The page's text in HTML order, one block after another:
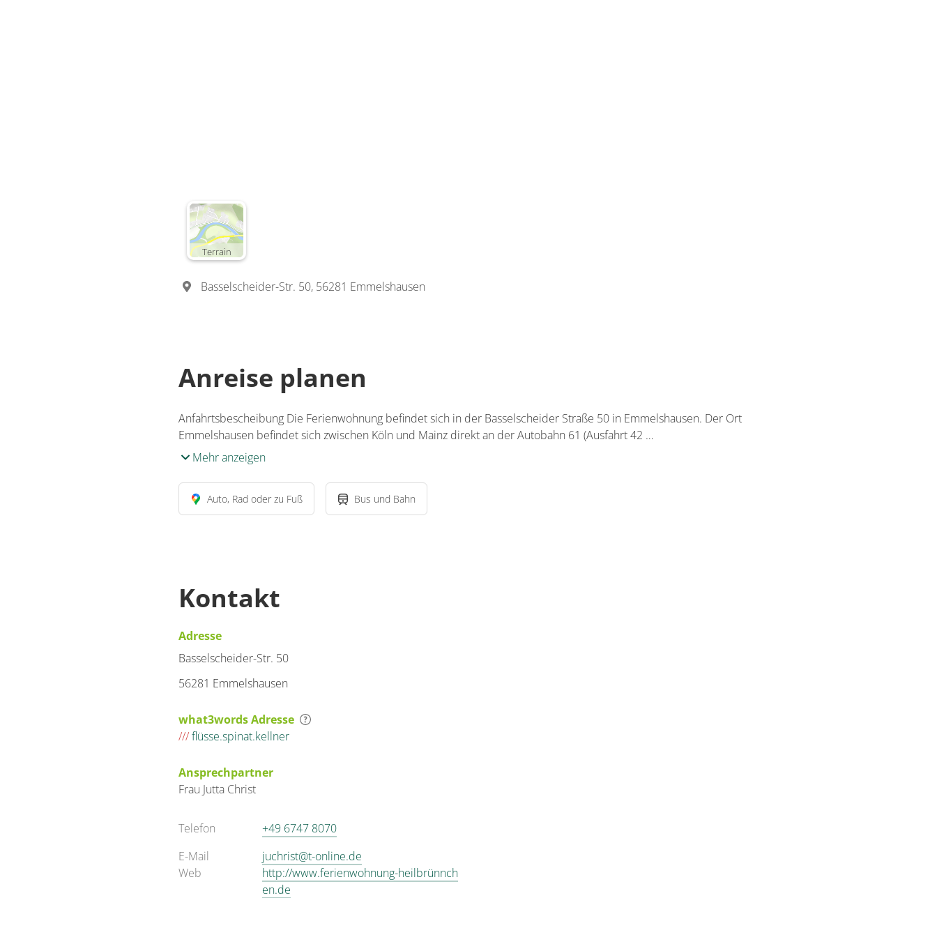
Terrain
Basselscheider-Str. 50, 56281 Emmelshausen
Anreise planen
Anfahrtsbescheibung Die Ferienwohnung befindet sich in der Basselscheider Straße 50 in Emmelshausen. Der Ort
Emmelshausen befindet sich zwischen Köln und Mainz direkt an der Autobahn 61 (Ausfahrt 42 …
Mehr anzeigen
Auto, Rad oder zu Fuß Bus und Bahn
Kontakt
Adresse
Basselscheider-Str. 50
56281 Emmelshausen
what3words Adresse
///flüsse.spinat.kellner
Ansprechpartner
Frau Jutta Christ
Telefon
+49 6747 8070
E-Mail
juchrist@t-online.de
Web
http://www.ferienwohnung-heilbrünnch
en.de